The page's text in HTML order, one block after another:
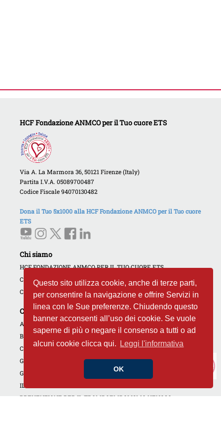
Questo sito utilizza cookie, anche di terze parti,
per consentire la navigazione e offrire Servizi in
linea con le Sue preferenze. Chiudendo questo
banner acconsenti all’uso dei cookie. Se vuole
saperne di più o negare il consenso a tutti o ad
alcuni cookie clicca qui.
Leggi l'informativa
OK
HCF Fondazione ANMCO per il Tuo cuore ETS
Via A. La Marmora 36, 50121 Firenze (Italy)
Partita I.V.A. 05089700487
Codice Fiscale 94070130482
Dona il Tuo 5x1000 alla HCF Fondazione ANMCO per il Tuo cuore
ETS
Chi siamo
HCF FONDAZIONE ANMCO PER IL TUO CUORE ETS
COME AIUTARCI
CONTATTI
Campagne e iniziative
AMBASCIATORI DEL CUORE
BANCA DEL CUORE
CARDIOLOGIE APERTE
GIORNATE DEDICATE
GOLF4HEART
IL CUORE DI TUTTI
PREVENZIONE PER IL TROMBOEMBOLISMO VENOSO